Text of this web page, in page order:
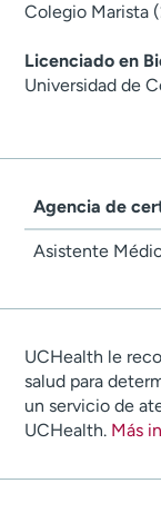
Colegio Marista
Licenciado en
Universidad de
Agencia de
Asistente
UCHealth le
salud para
un servicio de
UCHealth. Más